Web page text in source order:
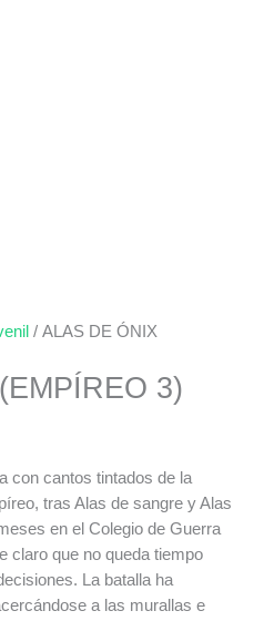
/ ALAS DE ÓNIX
3)
con cantos tintados de la
tras Alas de sangre y Alas
en el Colegio de Guerra
claro que no queda tiempo
La batalla ha
a las murallas e